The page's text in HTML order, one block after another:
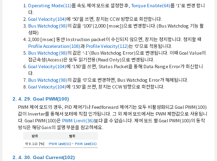
Operating Mode(11)를 속도 제어 모드로 설정한 후, Torque Enable(64)를 ‘1’로 변경 합니
다.
Goal Velocity(104)에 ‘50’을 쓰면, 장치는 CCW 방향으로 회전합니다.
Bus Watchdog(98)의 값을 ‘100’(2,000 [msec])으로 변경합니다.(Bus Watchdog 기능 활
성화)
2,000 [msec] 동안 Instruction packet이 수신되지 않으면, 장치는 정지합니다. 정지할 때
Profile Acceleration(108)과 Profile Velocity(112)는 ‘0’으로 적용됩니다.
Bus Watchdog(98)의 값은 ‘-1’(Bus Watchdog Error)으로 변경됩니다. 이때 Goal Value의
접근속성(Access)은 모두 읽기전용(Read Only)으로 변경됩니다.
Goal Velocity(104)에 ‘150’을 쓰면, Status Packet을 통해 Data Range Error가 회신합니
다.
Bus Watchdog(98)의 값을 ‘0’으로 변경하면, Bus Watchdog Error가 해제됩니다.
Goal Velocity(104)에 ‘150’을 쓰면, 장치는 CCW 방향으로 회전합니다.
Goal PWM(100)
PWM 제어 모드의 경우, PID 제어기나 Feedforward 제어기는 모두 비활성화되고 Goal PWM(100)
값이 Inverter를 통해서 모터에 직접 인가됩니다. 그 외 제어 모드에서는 PWM 제한값으로 사용됩니
다. Goal PWM(100)은 PWM Limit(36)보다 클 수 없습니다. 제어 모드 별 Goal PWM(100)의 동작
방식은 해당 Gain의 설명 부분을 참고하세요.
단위
범위
약 0.113 [%]
-PWM Limit(36)~ PWM Limit(36)
Goal Current(102)